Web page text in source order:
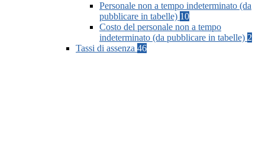
Personale non a tempo indeterminato (da
pubblicare in tabelle) 10
Costo del personale non a tempo
indeterminato (da pubblicare in tabelle) 2
Tassi di assenza 46